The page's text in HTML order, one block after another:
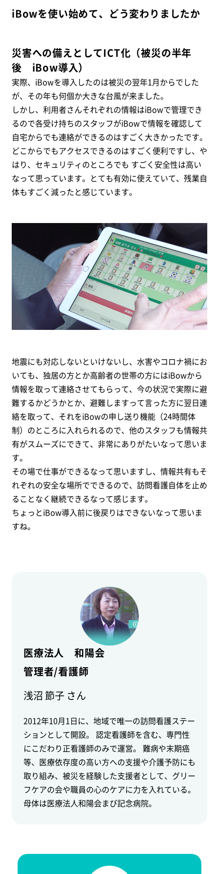
iBowを使い始めて、どう変わりましたか
災害への備えとしてICT化（被災の半年
後 iBow導入）
実際、iBowを導入したのは被災の翌年1月からでした
が、その年も何個か大きな台風が来ました。
しかし、利用者さんそれぞれの情報はiBowで管理でき
るので各受け持ちのスタッフがiBowで情報を確認して
自宅からでも連絡ができるのはすごく大きかったです。
どこからでもアクセスできるのはすごく便利ですし、や
はり、 セキュリティのところでも すごく安全性は高い
なって思っています。とても有効に使えていて、残業自
体もすごく減ったと感じています。
地震にも対応しないといけないし、水害やコロナ禍にお
いても、独居の方とか高齢者の世帯の方にはiBowから
情報を取って連絡させてもらって、今の状況で実際に避
難するかどうかとか、避難しますって言った方に翌日連
絡を取って、それをiBowの申し送り機能（24時間体
制）のところに入れられるので、他のスタッフも情報共
有がスムーズにできて、非常にありがたいなって思いま
す。
その場で仕事ができるなって思いますし、 情報共有もそ
れぞれの安全な場所でできるので、訪問看護自体を止め
ることなく継続できるなって感じます。
ちょっとiBow導入前に後戻りはできないなって思いま
すね。
医療法人 和陽会
管理者/看護師
浅沼 節子 さん
2012年10月1日に、地域で唯一の訪問看護ステー
ションとして開設。 認定看護師を含む、専門性
にこだわり正看護師のみで運営。 難病や末期癌
等、医療依存度の高い方への支援や介護予防にも
取り組み、被災を経験した支援者として、グリー
フケアの会や職員の心のケアに力を入れている。
母体は医療法人和陽会まび記念病院。